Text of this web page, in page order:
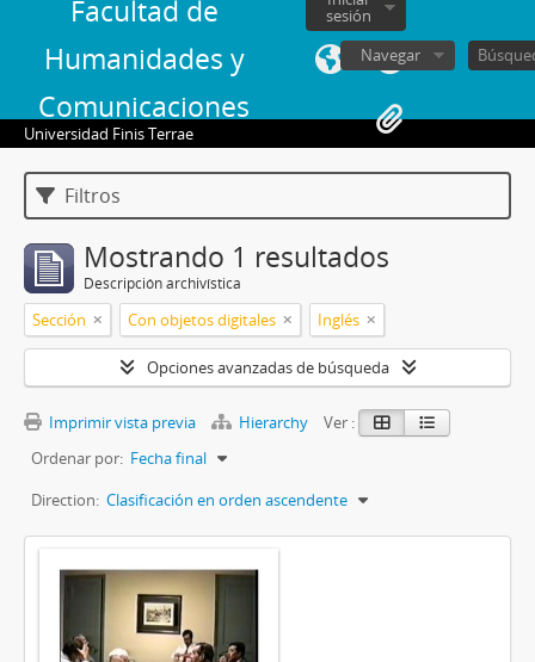
Facultad de
Humanidades y
Comunicaciones
sesión
Navegar
Universidad Finis Terrae
Filtros
Mostrando 1 resultados
Descripción archivística
Sección Con objetos digitales Inglés
Opciones avanzadas de búsqueda
Imprimir vista previa Hierarchy
Ver :
Ordenar por: Fecha final
Direction: Clasificación en orden ascendente